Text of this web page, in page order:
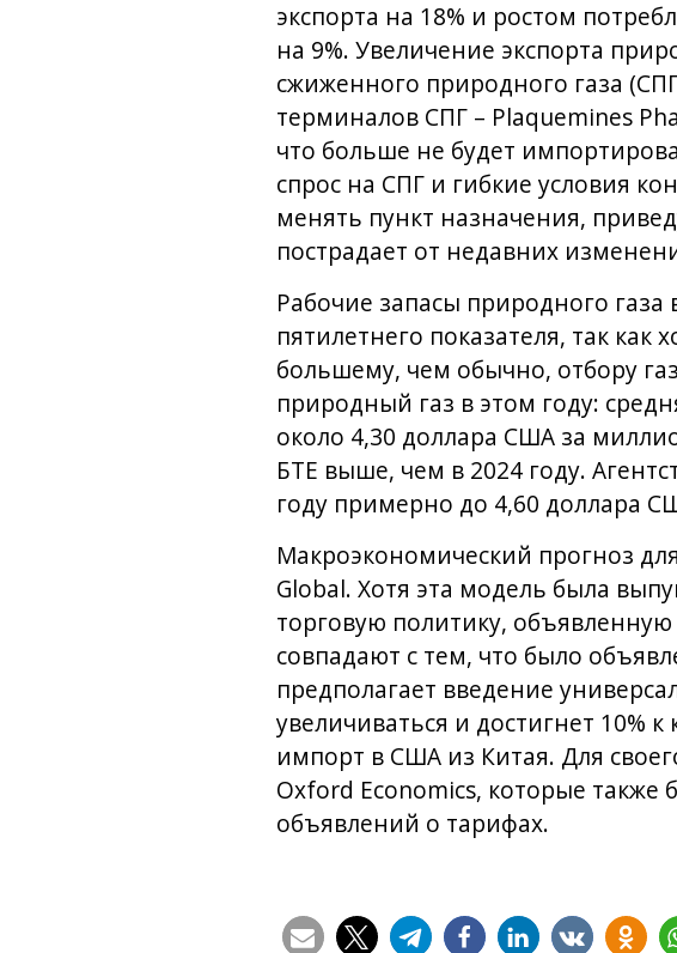
экспорта на 18% и ростом
на 9%. Увеличение экспорта
сжиженного природного газа
терминалов СПГ – Plaquemines
что больше не будет
спрос на СПГ и гибкие условия
менять пункт назначения,
пострадает от недавних
Рабочие запасы природного
пятилетнего показателя, так
большему, чем обычно, отбору
природный газ в этом году:
около 4,30 доллара США за
БТЕ выше, чем в 2024 году.
году примерно до 4,60 доллара
Макроэкономический прогноз
Global. Хотя эта модель была
торговую политику,
совпадают с тем, что было
предполагает введение
увеличиваться и достигнет 10%
импорт в США из Китая. Для
Oxford Economics, которые
объявлений о тарифах.